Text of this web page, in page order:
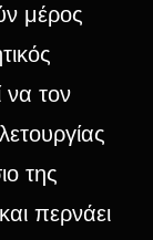
μέρος
να τον
της
περνάει